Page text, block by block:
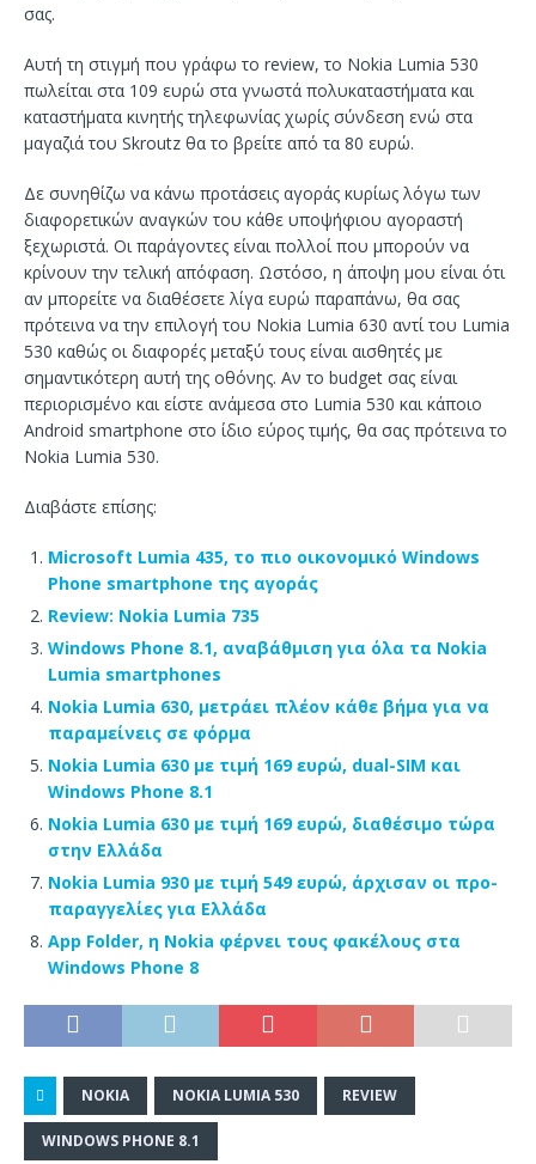
σας.
Αυτή τη στιγμή που γράφω το review, το Nokia Lumia 530
πωλείται στα 109 ευρώ στα γνωστά πολυκαταστήματα και
καταστήματα κινητής τηλεφωνίας χωρίς σύνδεση ενώ στα
μαγαζιά του Skroutz θα το βρείτε από τα 80 ευρώ.
Δε συνηθίζω να κάνω προτάσεις αγοράς κυρίως λόγω των
διαφορετικών αναγκών του κάθε υποψήφιου αγοραστή
ξεχωριστά. Οι παράγοντες είναι πολλοί που μπορούν να
κρίνουν την τελική απόφαση. Ωστόσο, η άποψη μου είναι ότι
αν μπορείτε να διαθέσετε λίγα ευρώ παραπάνω, θα σας
πρότεινα να την επιλογή του Nokia Lumia 630 αντί του Lumia
530 καθώς οι διαφορές μεταξύ τους είναι αισθητές με
σημαντικότερη αυτή της οθόνης. Αν το budget σας είναι
περιορισμένο και είστε ανάμεσα στο Lumia 530 και κάποιο
Android smartphone στο ίδιο εύρος τιμής, θα σας πρότεινα το
Nokia Lumia 530.
Διαβάστε επίσης:
Microsoft Lumia 435, το πιο οικονομικό Windows
Phone smartphone της αγοράς
Review: Nokia Lumia 735
Windows Phone 8.1, αναβάθμιση για όλα τα Nokia
Lumia smartphones
Nokia Lumia 630, μετράει πλέον κάθε βήμα για να
παραμείνεις σε φόρμα
Nokia Lumia 630 με τιμή 169 ευρώ, dual-SIM και
Windows Phone 8.1
Nokia Lumia 630 με τιμή 169 ευρώ, διαθέσιμο τώρα
στην Ελλάδα
Nokia Lumia 930 με τιμή 549 ευρώ, άρχισαν οι προ-
παραγγελίες για Ελλάδα
App Folder, η Nokia φέρνει τους φακέλους στα
Windows Phone 8
NOKIA NOKIA LUMIA 530 REVIEW
WINDOWS PHONE 8.1